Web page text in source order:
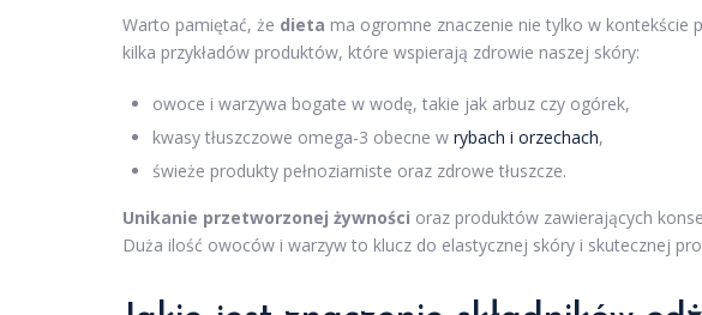
Warto pamiętać, że dieta ma ogromne znaczenie nie tylko w kontekście
kilka przykładów produktów, które wspierają zdrowie naszej skóry:
owoce i warzywa bogate w wodę, takie jak arbuz czy ogórek,
kwasy tłuszczowe omega-3 obecne w rybach i orzechach,
świeże produkty pełnoziarniste oraz zdrowe tłuszcze.
Unikanie przetworzonej żywności oraz produktów zawierających
Duża ilość owoców i warzyw to klucz do elastycznej skóry i skutecznej